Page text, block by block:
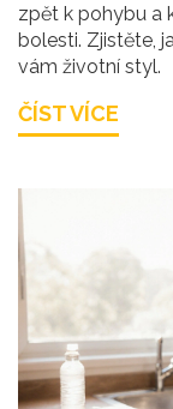
zpět k pohybu a
bolesti. Zjistěte,
vám životní styl.
ČÍST VÍCE